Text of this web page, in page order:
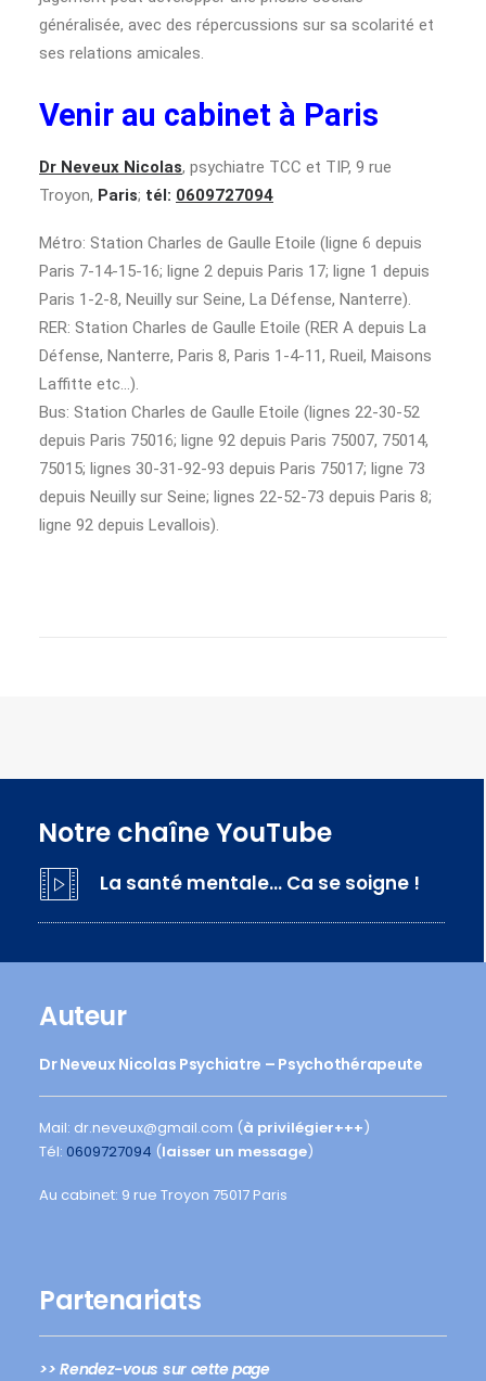
généralisée, avec des répercussions sur sa scolarité et
ses relations amicales.
Venir au cabinet à Paris
Dr Neveux Nicolas, psychiatre TCC et TIP, 9 rue
Troyon, Paris; tél: 0609727094
Métro: Station Charles de Gaulle Etoile (ligne 6 depuis
Paris 7-14-15-16; ligne 2 depuis Paris 17; ligne 1 depuis
Paris 1-2-8, Neuilly sur Seine, La Défense, Nanterre).
RER: Station Charles de Gaulle Etoile (RER A depuis La
Défense, Nanterre, Paris 8, Paris 1-4-11, Rueil, Maisons
Laffitte etc…).
Bus: Station Charles de Gaulle Etoile (lignes 22-30-52
depuis Paris 75016; ligne 92 depuis Paris 75007, 75014,
75015; lignes 30-31-92-93 depuis Paris 75017; ligne 73
depuis Neuilly sur Seine; lignes 22-52-73 depuis Paris 8;
ligne 92 depuis Levallois).
Notre chaîne YouTube
La santé mentale… Ca se soigne !
Auteur
Dr Neveux Nicolas Psychiatre – Psychothérapeute
Mail: dr.neveux@gmail.com (à privilégier+++)
Tél: 0609727094 (laisser un message)
Au cabinet: 9 rue Troyon 75017 Paris
Partenariats
>> Rendez-vous sur cette page